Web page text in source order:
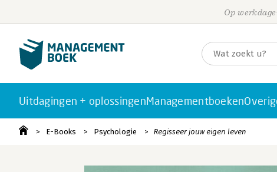
Op
Uitdagingen + oplossingenManagementboeken
E-Books Psychologie Regisseer jouw eigen leven